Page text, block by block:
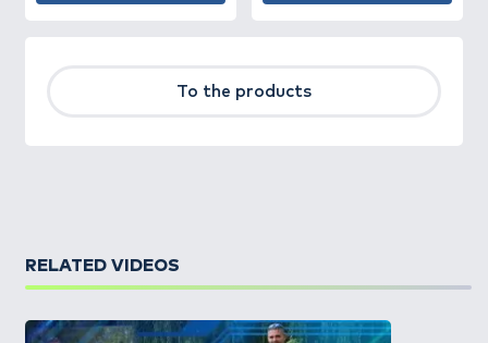
To the products
RELATED VIDEOS